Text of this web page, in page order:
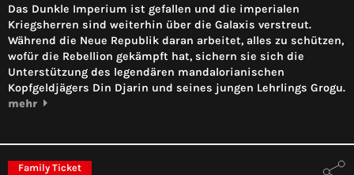
Das Dunkle Imperium ist gefallen und die imperialen
Kriegsherren sind weiterhin über die Galaxis verstreut.
Während die Neue Republik daran arbeitet, alles zu schützen,
wofür die Rebellion gekämpft hat, sichern sie sich die
Unterstützung des legendären mandalorianischen
Kopfgeldjägers Din Djarin und seines jungen Lehrlings Grogu.
mehr
Family Ticket